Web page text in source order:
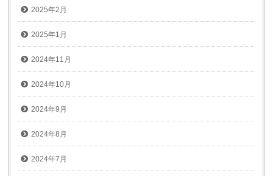
2025年2月
2025年1月
2024年11月
2024年10月
2024年9月
2024年8月
2024年7月